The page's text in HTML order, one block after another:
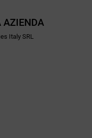
AZIENDA
Italy SRL